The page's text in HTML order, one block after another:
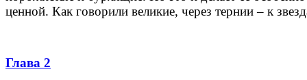
ценной. Как говорили великие, через тернии – к
Глава 2